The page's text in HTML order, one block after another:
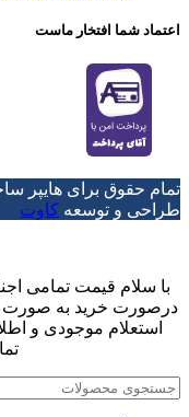
اعتماد شما افتخار ماست
تمام حقوق برای هایپر
طراحی و توسعه کاوت
با سلام قیمت تمامی
درصورت خرید به